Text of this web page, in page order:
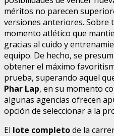
méritos no parecen
versiones anteriores. Sobre
momento atlético que
gracias al cuido y
equipo. De hecho, se
obtener el máximo
prueba, superando aquel
Phar Lap, en su momento
algunas agencias ofrecen
opción de seleccionar a la
El lote completode la